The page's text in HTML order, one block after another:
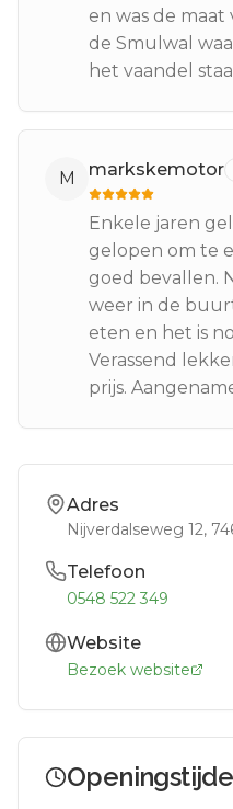
en was de maat
de Smulwal
het vaandel
M markskemotor
Enkele jaren
gelopen om te
goed bevallen.
weer in de
eten en het is
Verassend
prijs.
Adres
Nijverdalseweg 12,
Telefoon
0548 522 349
Website
Bezoek website